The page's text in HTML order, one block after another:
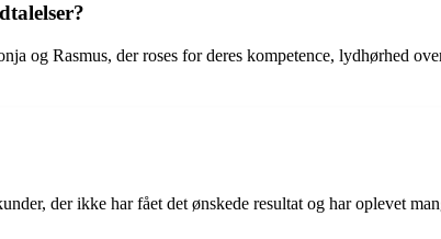
og Rasmus, der roses for deres kompetence, lydhørhed
der ikke har fået det ønskede resultat og har oplevet